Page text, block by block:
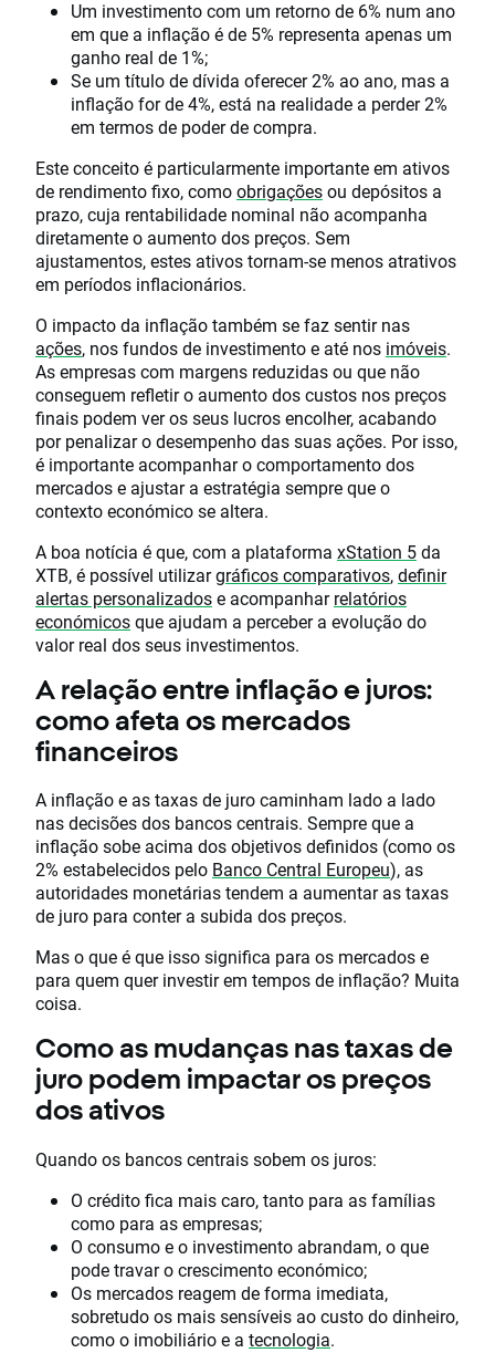
Um investimento com um retorno de 6% num ano
em que a inflação é de 5% representa apenas um
ganho real de 1%;
Se um título de dívida oferecer 2% ao ano, mas a
inflação for de 4%, está na realidade a perder 2%
em termos de poder de compra.
Este conceito é particularmente importante em ativos
de rendimento fixo, comoobrigaçõesou depósitos a
prazo, cuja rentabilidade nominal não acompanha
diretamente o aumento dos preços. Sem
ajustamentos, estes ativos tornam-se menos atrativos
em períodos inflacionários.
O impacto da inflação também se faz sentir nas
ações, nos fundos de investimento e até nos imóveis.
As empresas com margens reduzidas ou que não
conseguem refletir o aumento dos custos nos preços
finais podem ver os seus lucros encolher, acabando
por penalizar o desempenho das suas ações. Por isso,
é importante acompanhar o comportamento dos
mercados e ajustar a estratégia sempre que o
contexto económico se altera.
A boa notícia é que, com a plataforma xStation 5da
XTB, é possível utilizargráficos comparativos,definir
alertas personalizadose acompanharrelatórios
económicosque ajudam a perceber a evolução do
valor real dos seus investimentos.
A relação entre inflação e juros:
como afeta os mercados
financeiros
A inflação e as taxas de juro caminham lado a lado
nas decisões dos bancos centrais. Sempre que a
inflação sobe acima dos objetivos definidos (como os
2% estabelecidos pelo Banco Central Europeu), as
autoridades monetárias tendem a aumentar as taxas
de juro para conter a subida dos preços.
Mas o que é que isso significa para os mercados e
para quem quer investir em tempos de inflação? Muita
coisa.
Como as mudanças nas taxas de
juro podem impactar os preços
dos ativos
Quando os bancos centrais sobem os juros:
O crédito fica mais caro, tanto para as famílias
como para as empresas;
O consumo e o investimento abrandam, o que
pode travar o crescimento económico;
Os mercados reagem de forma imediata,
sobretudo os mais sensíveis ao custo do dinheiro,
como o imobiliário e a tecnologia.